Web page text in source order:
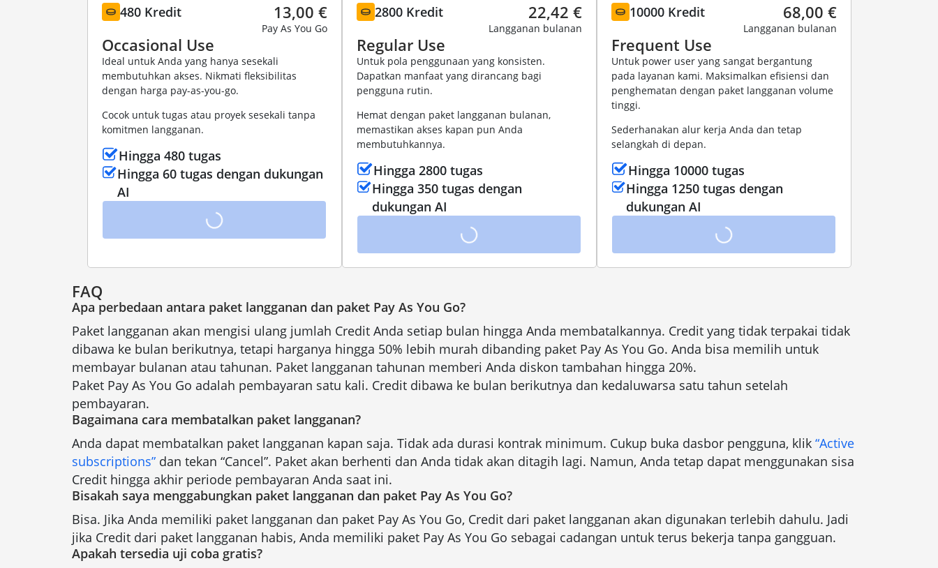
480 Kredit 13,00 €
Pay As You Go
Occasional Use
Ideal untuk Anda yang hanya sesekali
membutuhkan akses. Nikmati fleksibilitas
dengan harga pay-as-you-go.
Cocok untuk tugas atau proyek sesekali tanpa
komitmen langganan.
Hingga 480 tugas
Hingga 60 tugas dengan dukungan
AI
2800 Kredit 22,42 €
Langganan bulanan
Regular Use
Untuk pola penggunaan yang konsisten.
Dapatkan manfaat yang dirancang bagi
pengguna rutin.
Hemat dengan paket langganan bulanan,
memastikan akses kapan pun Anda
membutuhkannya.
Hingga 2800 tugas
Hingga 350 tugas dengan
dukungan AI
10000 Kredit 68,00 €
Langganan bulanan
Frequent Use
Untuk power user yang sangat bergantung
pada layanan kami. Maksimalkan efisiensi dan
penghematan dengan paket langganan volume
tinggi.
Sederhanakan alur kerja Anda dan tetap
selangkah di depan.
Hingga 10000 tugas
Hingga 1250 tugas dengan
dukungan AI
FAQ
Apa perbedaan antara paket langganan dan paket Pay As You Go?
Paket langganan akan mengisi ulang jumlah Credit Anda setiap bulan hingga Anda membatalkannya. Credit yang tidak terpakai tidak
dibawa ke bulan berikutnya, tetapi harganya hingga 50% lebih murah dibanding paket Pay As You Go. Anda bisa memilih untuk
membayar bulanan atau tahunan. Paket langganan tahunan memberi Anda diskon tambahan hingga 20%.
Paket Pay As You Go adalah pembayaran satu kali. Credit dibawa ke bulan berikutnya dan kedaluwarsa satu tahun setelah
pembayaran.
Bagaimana cara membatalkan paket langganan?
Anda dapat membatalkan paket langganan kapan saja. Tidak ada durasi kontrak minimum. Cukup buka dasbor pengguna, klik “Active
subscriptions” dan tekan “Cancel”. Paket akan berhenti dan Anda tidak akan ditagih lagi. Namun, Anda tetap dapat menggunakan sisa
Credit hingga akhir periode pembayaran Anda saat ini.
Bisakah saya menggabungkan paket langganan dan paket Pay As You Go?
Bisa. Jika Anda memiliki paket langganan dan paket Pay As You Go, Credit dari paket langganan akan digunakan terlebih dahulu. Jadi
jika Credit dari paket langganan habis, Anda memiliki paket Pay As You Go sebagai cadangan untuk terus bekerja tanpa gangguan.
Apakah tersedia uji coba gratis?